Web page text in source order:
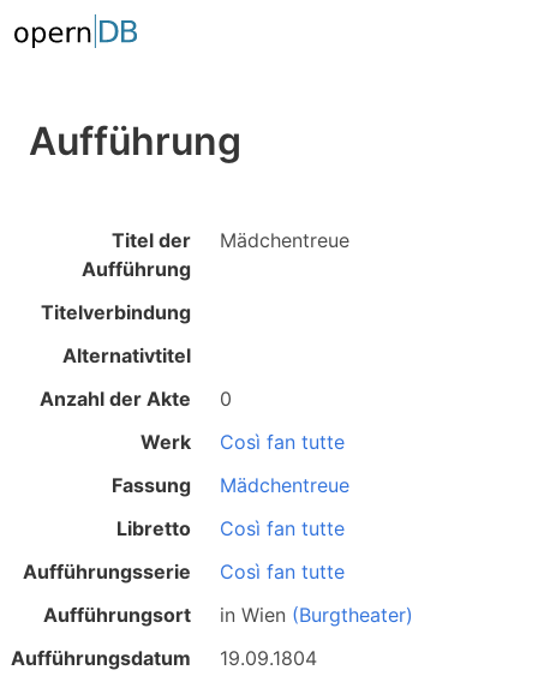
Aufführung
Titel der
Aufführung
Mädchentreue
Titelverbindung
Alternativtitel
Anzahl der Akte
0
Werk
Così fan tutte
Fassung
Mädchentreue
Libretto
Così fan tutte
Aufführungsserie
Così fan tutte
Aufführungsort
inWien (Burgtheater)
Aufführungsdatum
19.09.1804